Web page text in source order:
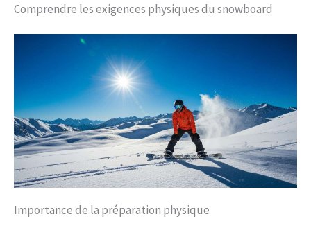
Comprendre les exigences physiques du snowboard
Importance de la préparation physique